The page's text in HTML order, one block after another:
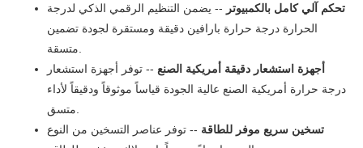
تحكم آلي كامل بالكمبيوتر -- يضمن التنظيم الرقمي الذكي لدرجة
الحرارة درجة حرارة بارافين دقيقة ومستقرة لجودة تضمين
أجهزة استشعار دقيقة أمريكية الصنع -- توفر أجهزة استشعار
درجة حرارة أمريكية الصنع عالية الجودة قياساً موثوقاً ودقيقاً لأداء
تسخين سريع موفر للطاقة -- توفر عناصر التسخين من النوع